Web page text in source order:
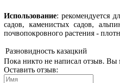
Использование: рекомендуется
садов, каменистых садов,
почвопокровного растения -
Разновидность казацкий
Пока никто не написал отзыв.
Оставить отзыв: